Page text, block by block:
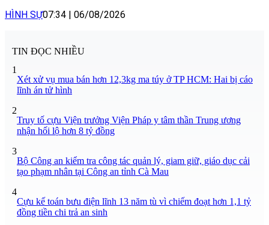
HÌNH SỰ07:34 06/08/2026
TIN ĐỌC NHIỀU
1
Xét xử vụ mua bán hơn 12,3kg ma túy ở TP HCM: Hai bị cáo
lĩnh án tử hình
2
Truy tố cựu Viện trưởng Viện Pháp y tâm thần Trung ương
nhận hối lộ hơn 8 tỷ đồng
3
Bộ Công an kiểm tra công tác quản lý, giam giữ, giáo dục cải
tạo phạm nhân tại Công an tỉnh Cà Mau
4
Cựu kế toán bưu điện lĩnh 13 năm tù vì chiếm đoạt hơn 1,1 tỷ
đồng tiền chi trả an sinh